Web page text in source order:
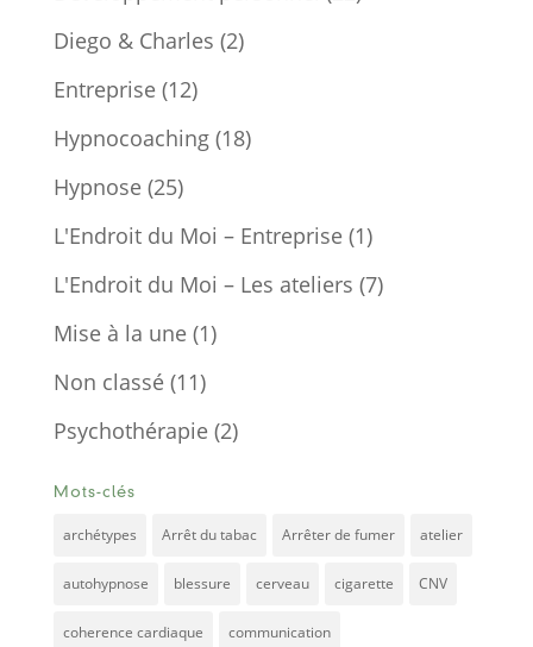
Diego & Charles (2)
Entreprise(12)
Hypnocoaching(18)
Hypnose(25)
L'Endroit du Moi – Entreprise(1)
L'Endroit du Moi – Les ateliers (7)
Mise à la une(1)
Non classé(11)
Psychothérapie(2)
Mots-clés
archétypes Arrêt du tabac Arrêter de fumer atelier
autohypnose blessure cerveau cigarette CNV
coherence cardiaque communication